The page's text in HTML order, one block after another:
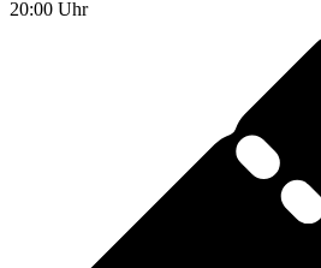
20:00 Uhr